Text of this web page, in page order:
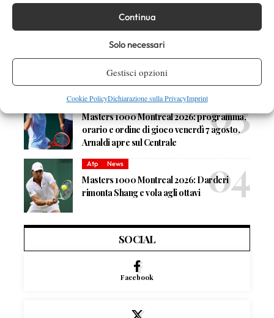
Continua
Solo necessari
Gestisci opzioni
Cookie PolicyDichiarazione sulla PrivacyImprint
Norrie scrive la sua favola a Montreal,
rimonta folle su de Minaur
Atp News
Masters 1000 Montreal 2026: programma,
orario e ordine di gioco venerdì 7 agosto.
Arnaldi apre sul Centrale
Atp News
Masters 1000 Montreal 2026: Darderi
rimonta Shang e vola agli ottavi
SOCIAL
Facebook